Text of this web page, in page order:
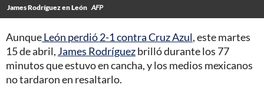
James Rodríguez en León AFP
AunqueLeón perdió 2-1 contra Cruz Azul, este martes
15 de abril, James Rodríguezbrilló durante los 77
minutos que estuvo en cancha, y los medios mexicanos
no tardaron en resaltarlo.